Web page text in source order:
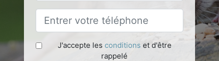
J'accepte les conditions et d'être
rappelé